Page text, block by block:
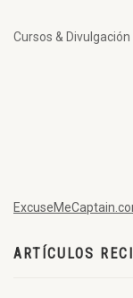
Cursos &
ARTÍCULOS